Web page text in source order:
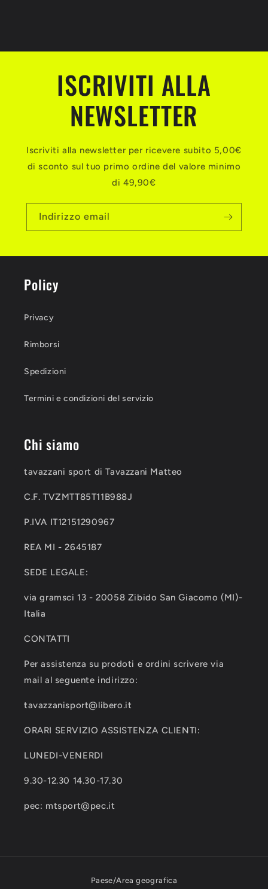
ISCRIVITI ALLA
NEWSLETTER
Iscriviti alla newsletter per ricevere subito 5,00€
di sconto sul tuo primo ordine del valore minimo
di 49,90€
Indirizzo email
Policy
Privacy
Rimborsi
Spedizioni
Termini e condizioni del servizio
Chi siamo
tavazzani sport di Tavazzani Matteo
C.F. TVZMTT85T11B988J
P.IVA IT12151290967
REA MI - 2645187
SEDE LEGALE:
via gramsci 13 - 20058 Zibido San Giacomo (MI)-
Italia
CONTATTI
Per assistenza su prodoti e ordini scrivere via
mail al seguente indirizzo:
tavazzanisport@libero.it
ORARI SERVIZIO ASSISTENZA CLIENTI:
LUNEDI-VENERDI
9.30-12.30 14.30-17.30
pec: mtsport@pec.it
Paese/Area geografica